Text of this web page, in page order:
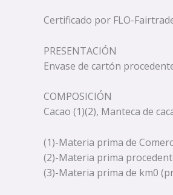
Certificado por FLO-
PRESENTACIÓN
Envase de cartón
COMPOSICIÓN
Cacao (1)(2), Manteca de
(1)-Materia prima de
(2)-Materia prima
(3)-Materia prima de km0